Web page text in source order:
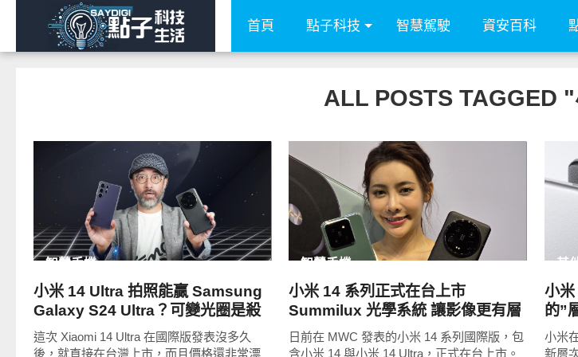
首頁 點子科技 智慧駕駛 資安百科
ALL POSTS TAGGED
READ
MORE
智慧手機
小米 14 Ultra 拍照能贏 Samsung
Galaxy S24 Ultra？可變光圈是殺
手鐧
這次 Xiaomi 14 Ultra 在國際版發表沒多久
後，就直接在台灣上市，而且價格還非常漂
READ
MORE
智慧手機
小米 14 系列正式在台上市
Summilux 光學系統 讓影像更有層
次
日前在 MWC 發表的小米 14 系列國際版，包
含小米 14 與小米 14 Ultra，正式在台上市。
其
小
的”
小米
新層